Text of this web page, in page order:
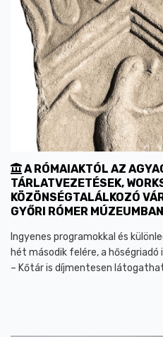
A RÓMAIAKTÓL AZ
TÁRLATVEZETÉSEK,
KÖZÖNSÉGTALÁLKOZÓ
GYŐRI RÓMER MÚZEUMBAN
Ingyenes programokkal és
hét második felére, a
– Kőtár is díjmentesen